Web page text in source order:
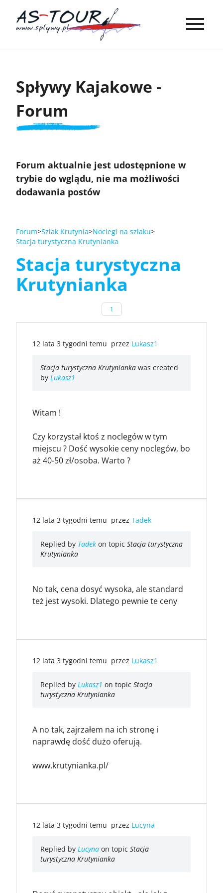
Spływy Kajakowe -
Forum
Forum aktualnie jest udostępnione w
trybie do wglądu, nie ma możliwości
dodawania postów
Forum Szlak Krutynia Noclegi na szlaku
Stacja turystyczna Krutynianka
Stacja turystyczna
Krutynianka
1
12 lata 3 tygodni temu przez Lukasz1
Stacja turystyczna Krutynianka was created
by Lukasz1
Witam !
Czy korzystał ktoś z noclegów w tym
miejscu ? Dość wysokie ceny noclegów, bo
aż 40-50 zł/osoba. Warto ?
12 lata 3 tygodni temu przez Tadek
Replied by Tadek on topic Stacja turystyczna
Krutynianka
No tak, cena dosyć wysoka, ale standard
też jest wysoki. Dlatego pewnie te ceny
12 lata 3 tygodni temu przez Lukasz1
Replied by Lukasz1 on topic Stacja
turystyczna Krutynianka
A no tak, zajrzałem na ich stronę i
naprawdę dość dużo oferują.
www.krutynianka.pl/
12 lata 3 tygodni temu przez Lucyna
Replied by Lucyna on topic Stacja
turystyczna Krutynianka